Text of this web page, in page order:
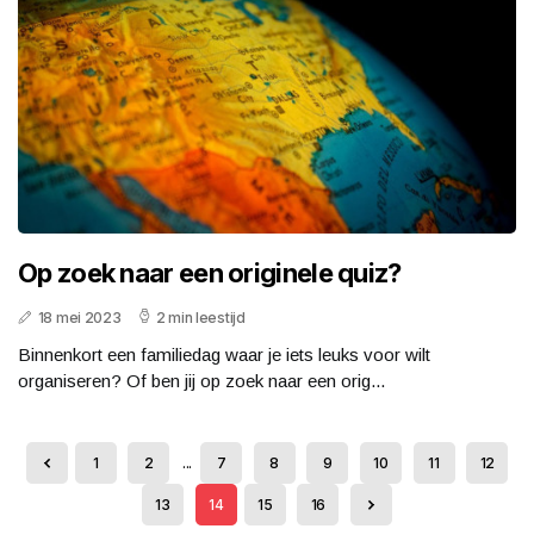
Op zoek naar een originele quiz?
18 mei 2023 2 min leestijd
Binnenkort een familiedag waar je iets leuks voor wilt
organiseren? Of ben jij op zoek naar een orig...
1 2 ... 7 8 9 10 11 12
13 14 15 16